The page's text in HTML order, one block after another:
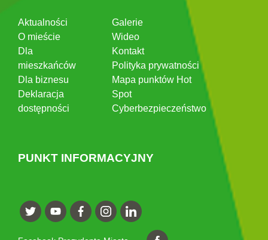
Aktualności
O mieście
Dla
mieszkańców
Dla biznesu
Deklaracja
dostępności
Galerie
Wideo
Kontakt
Polityka prywatności
Mapa punktów Hot
Spot
Cyberbezpieczeństwo
PUNKT INFORMACYJNY